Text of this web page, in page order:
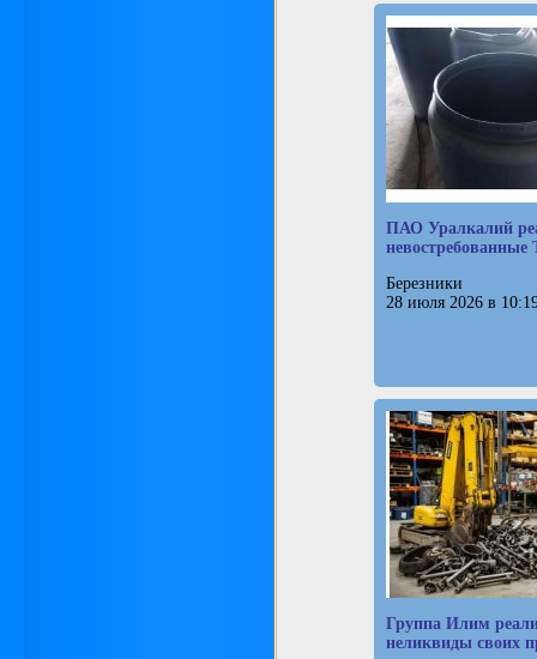
ПАО Уралкалий
Березники
28 июля 2026 в
Группа Илим
неликвиды своих